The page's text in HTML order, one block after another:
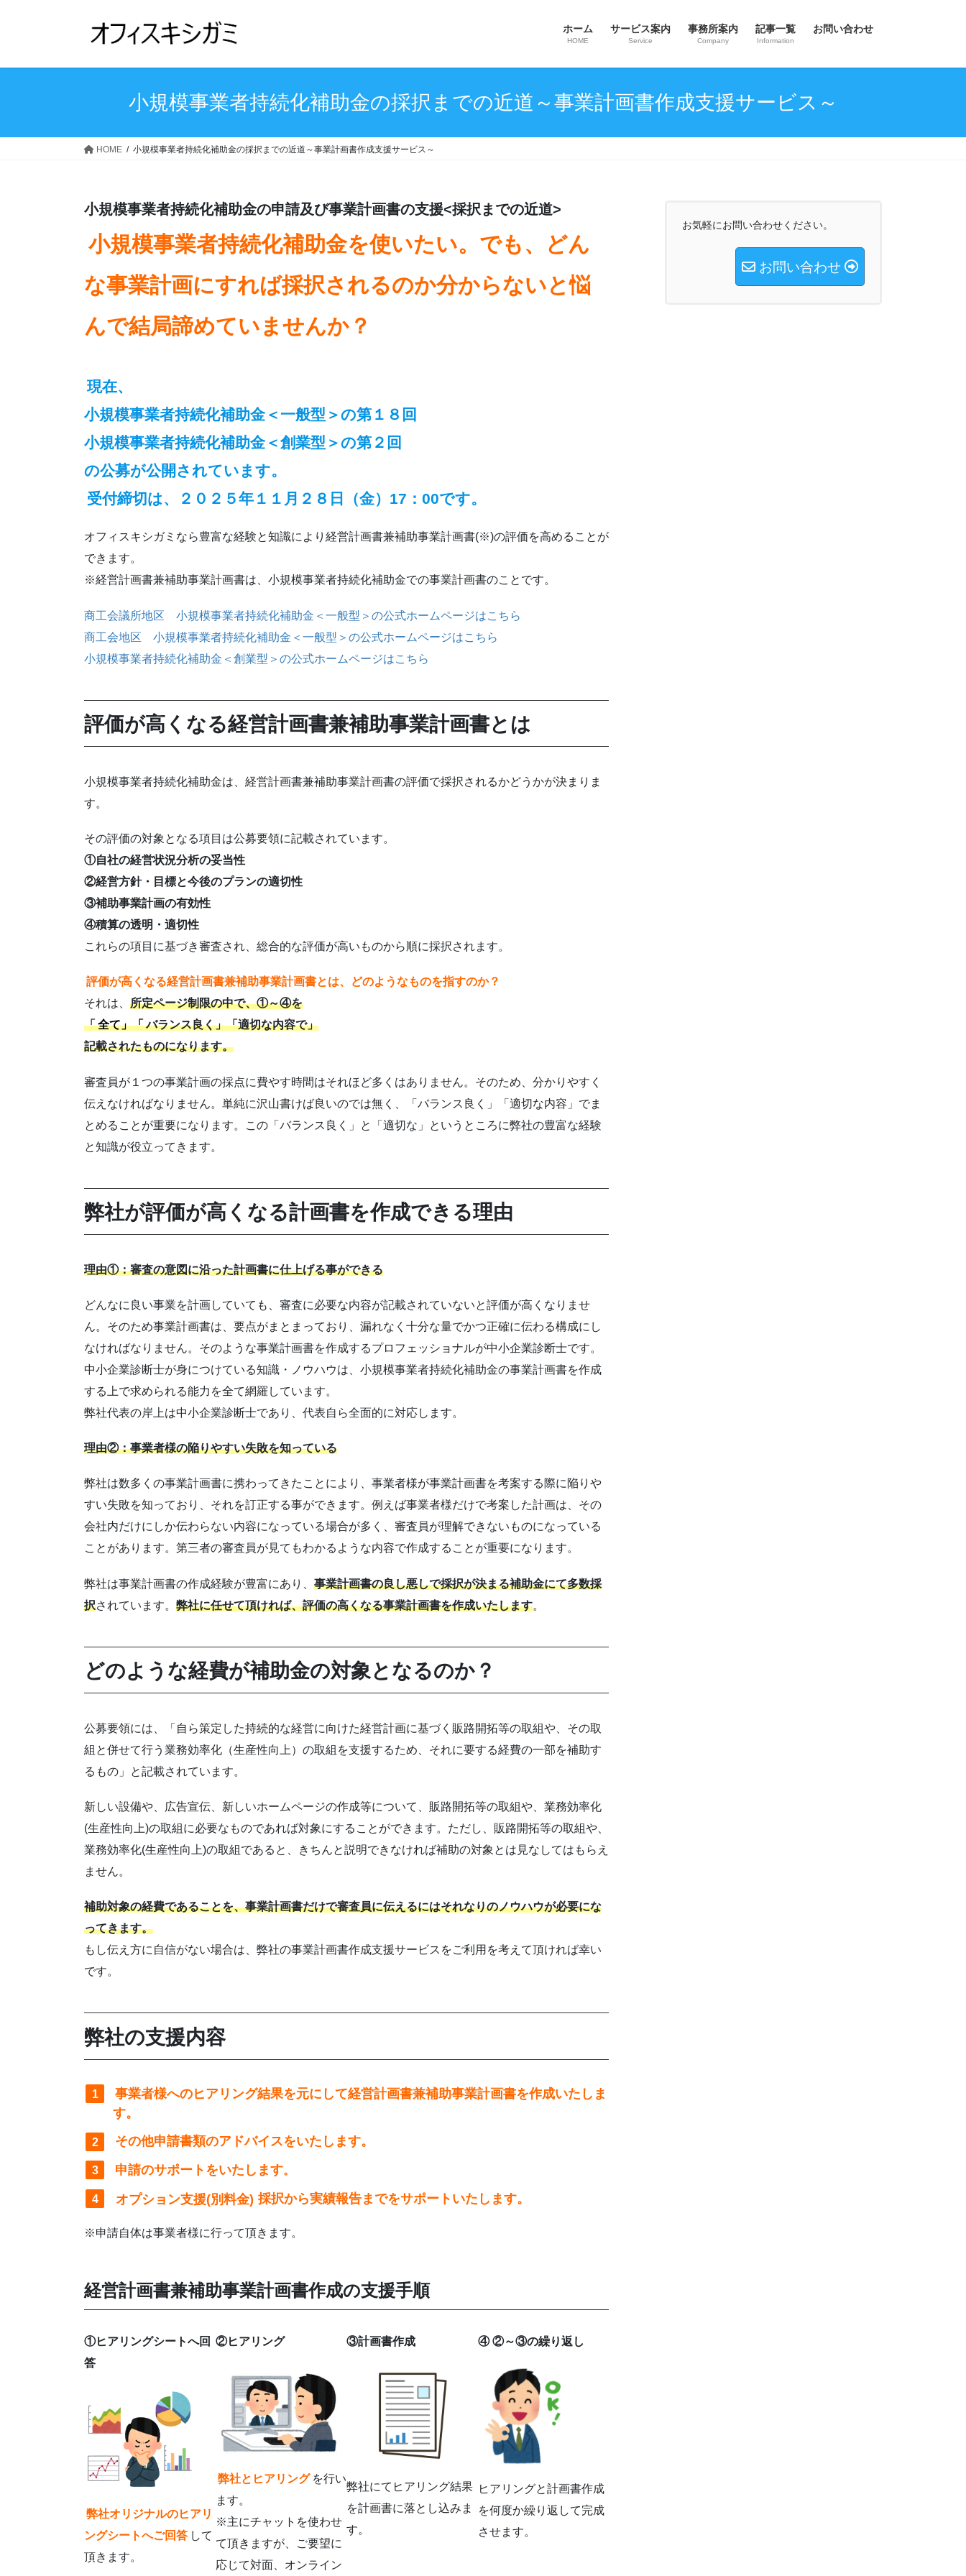
ホーム
HOME
サービス案内
Service
事務所案内
Company
記事一覧
Information
お問い合わせ
小規模事業者持続化補助金の採択までの近道～事業計画書作成支援サービス～
HOME 小規模事業者持続化補助金の採択までの近道～事業計画書作成支援サービス～
小規模事業者持続化補助金の申請及び事業計画書の支援<採択までの近道>
小規模事業者持続化補助金を使いたい。でも、どん
な事業計画にすれば採択されるのか分からないと悩
んで結局諦めていませんか？
現在、
小規模事業者持続化補助金＜一般型＞の第１８回
小規模事業者持続化補助金＜創業型＞の第２回
の公募が公開されています。
受付締切は、２０２５年１１月２８日（金）17：00です。
オフィスキシガミなら豊富な経験と知識により経営計画書兼補助事業計画書(※)の評価を高めることが
できます。
※経営計画書兼補助事業計画書は、小規模事業者持続化補助金での事業計画書のことです。
商工会議所地区 小規模事業者持続化補助金＜一般型＞の公式ホームページはこちら
商工会地区 小規模事業者持続化補助金＜一般型＞の公式ホームページはこちら
小規模事業者持続化補助金＜創業型＞の公式ホームページはこちら
評価が高くなる経営計画書兼補助事業計画書とは
小規模事業者持続化補助金は、経営計画書兼補助事業計画書の評価で採択されるかどうかが決まりま
す。
その評価の対象となる項目は公募要領に記載されています。
①自社の経営状況分析の妥当性
②経営方針・目標と今後のプランの適切性
③補助事業計画の有効性
④積算の透明・適切性
これらの項目に基づき審査され、総合的な評価が高いものから順に採択されます。
評価が高くなる経営計画書兼補助事業計画書とは、どのようなものを指すのか？
それは、 所定ページ制限の中で、①～④を
「全て」「バランス良く」「適切な内容で」
記載されたものになります。
審査員が１つの事業計画の採点に費やす時間はそれほど多くはありません。そのため、分かりやすく
伝えなければなりません。単純に沢山書けば良いのでは無く、「バランス良く」「適切な内容」でま
とめることが重要になります。この「バランス良く」と「適切な」というところに弊社の豊富な経験
と知識が役立ってきます。
弊社が評価が高くなる計画書を作成できる理由
理由①：審査の意図に沿った計画書に仕上げる事ができる
どんなに良い事業を計画していても、審査に必要な内容が記載されていないと評価が高くなりませ
ん。そのため事業計画書は、要点がまとまっており、漏れなく十分な量でかつ正確に伝わる構成にし
なければなりません。そのような事業計画書を作成するプロフェッショナルが中小企業診断士です。
中小企業診断士が身につけている知識・ノウハウは、小規模事業者持続化補助金の事業計画書を作成
する上で求められる能力を全て網羅しています。
弊社代表の岸上は中小企業診断士であり、代表自ら全面的に対応します。
理由②：事業者様の陥りやすい失敗を知っている
弊社は数多くの事業計画書に携わってきたことにより、事業者様が事業計画書を考案する際に陥りや
すい失敗を知っており、それを訂正する事ができます。例えば事業者様だけで考案した計画は、その
会社内だけにしか伝わらない内容になっている場合が多く、審査員が理解できないものになっている
ことがあります。第三者の審査員が見てもわかるような内容で作成することが重要になります。
弊社は事業計画書の作成経験が豊富にあり、 事業計画書の良し悪しで採択が決まる補助金にて多数採
択されています。 弊社に任せて頂ければ、評価の高くなる事業計画書を作成いたします。
どのような経費が補助金の対象となるのか？
公募要領には、「自ら策定した持続的な経営に向けた経営計画に基づく販路開拓等の取組や、その取
組と併せて行う業務効率化（生産性向上）の取組を支援するため、それに要する経費の一部を補助す
るもの」と記載されています。
新しい設備や、広告宣伝、新しいホームページの作成等について、販路開拓等の取組や、業務効率化
(生産性向上)の取組に必要なものであれば対象にすることができます。ただし、販路開拓等の取組や、
業務効率化(生産性向上)の取組であると、きちんと説明できなければ補助の対象とは見なしてはもらえ
ません。
補助対象の経費であることを、事業計画書だけで審査員に伝えるにはそれなりのノウハウが必要にな
ってきます。
もし伝え方に自信がない場合は、弊社の事業計画書作成支援サービスをご利用を考えて頂ければ幸い
です。
弊社の支援内容
事業者様へのヒアリング結果を元にして経営計画書兼補助事業計画書を作成いたしま
す。
その他申請書類のアドバイスをいたします。
申請のサポートをいたします。
オプション支援(別料金) 採択から実績報告までをサポートいたします。
※申請自体は事業者様に行って頂きます。
経営計画書兼補助事業計画書作成の支援手順
①ヒアリングシートへ回
答
弊社オリジナルのヒアリ
ングシートへご回答 して
頂きます。
②ヒアリング
弊社とヒアリング を行い
ます。
※主にチャットを使わせ
て頂きますが、ご要望に
応じて対面、オンライン
③計画書作成
弊社にてヒアリング結果
を計画書に落とし込みま
す。
④ ②～③の繰り返し
ヒアリングと計画書作成
を何度か繰り返して完成
させます。
お気軽にお問い合わせください。
お問い合わせ